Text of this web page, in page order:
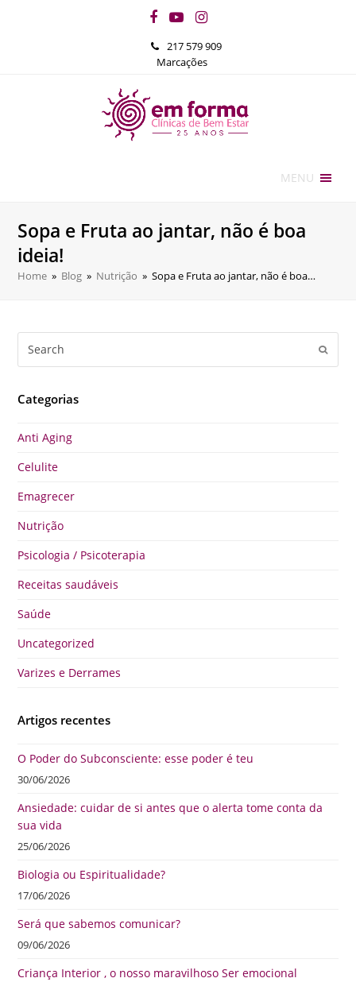
Facebook
YouTubeInstagram
217 579 909
Marcações
MENU
Sopa e Fruta ao jantar, não é boa
ideia!
Home » Blog » Nutrição » Sopa e Fruta ao jantar, não é boa…
Categorias
Anti Aging
Celulite
Emagrecer
Nutrição
Psicologia / Psicoterapia
Receitas saudáveis
Saúde
Uncategorized
Varizes e Derrames
Artigos recentes
O Poder do Subconsciente: esse poder é teu
30/06/2026
Ansiedade: cuidar de si antes que o alerta tome conta da
sua vida
25/06/2026
Biologia ou Espiritualidade?
17/06/2026
Será que sabemos comunicar?
09/06/2026
Criança Interior , o nosso maravilhoso Ser emocional